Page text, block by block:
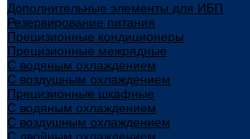
Дополнительные элементы для ИБП
Резервирование питания
Прецизионные кондиционеры
Прецизионные межрядные
С водяным охлаждением
С воздушным охлаждением
Прецизионные шкафные
С водяным охлаждением
С воздушным охлаждением